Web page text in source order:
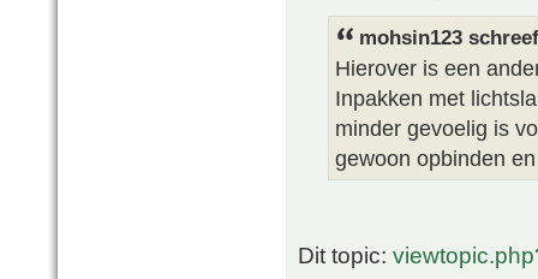
mohsin123
Hierover is een
Inpakken met
minder gevoelig is
gewoon opbinden
Dit topic: